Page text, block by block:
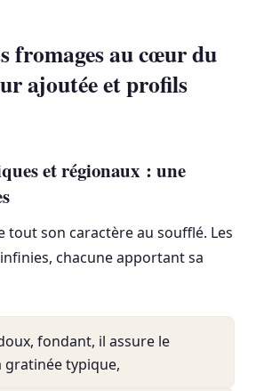
fromages au cœur du
ajoutée et profils
et régionaux : une
tout son caractère au soufflé. Les
chacune apportant sa
fondant, il assure le
typique,